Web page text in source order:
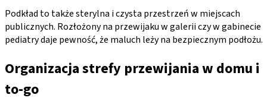
Podkład to także sterylna i czysta przestrzeń w miejscach
publicznych. Rozłożony na przewijaku w galerii czy w gabinecie
pediatry daje pewność, że maluch leży na bezpiecznym podłożu.
Organizacja strefy przewijania w domu i
to-go